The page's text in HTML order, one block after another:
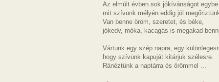
Az elmúlt évben sok jókívánságot
mit szívünk mélyén eddig jól
Van benne öröm, szeretet, és béke,
jókedv, móka, kacagás is megakad
Vártunk egy szép napra, egy
hogy szívünk kapuját kitárjuk szélesre.
Ránéztünk a naptárra és örömmel ...